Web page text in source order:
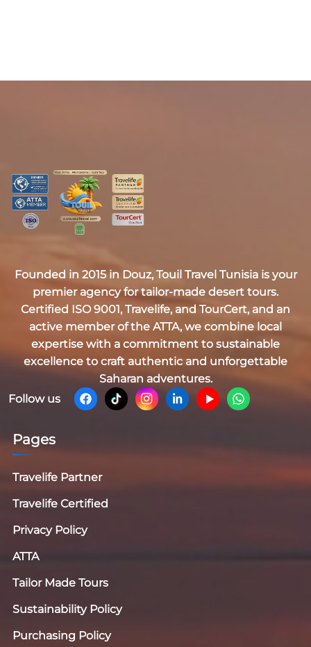
Founded in 2015 in Douz, Touil Travel Tunisiais your
premier agency for tailor-made desert tours.
Certified ISO 9001, Travelife, and TourCert, and an
active member of the ATTA, we combine local
expertise with a commitment to sustainable
excellence to craft authentic and unforgettable
Saharan adventures.
Follow us
Pages
Travelife Partner
Travelife Certified
Privacy Policy
ATTA
Tailor Made Tours
Sustainability Policy
Purchasing Policy